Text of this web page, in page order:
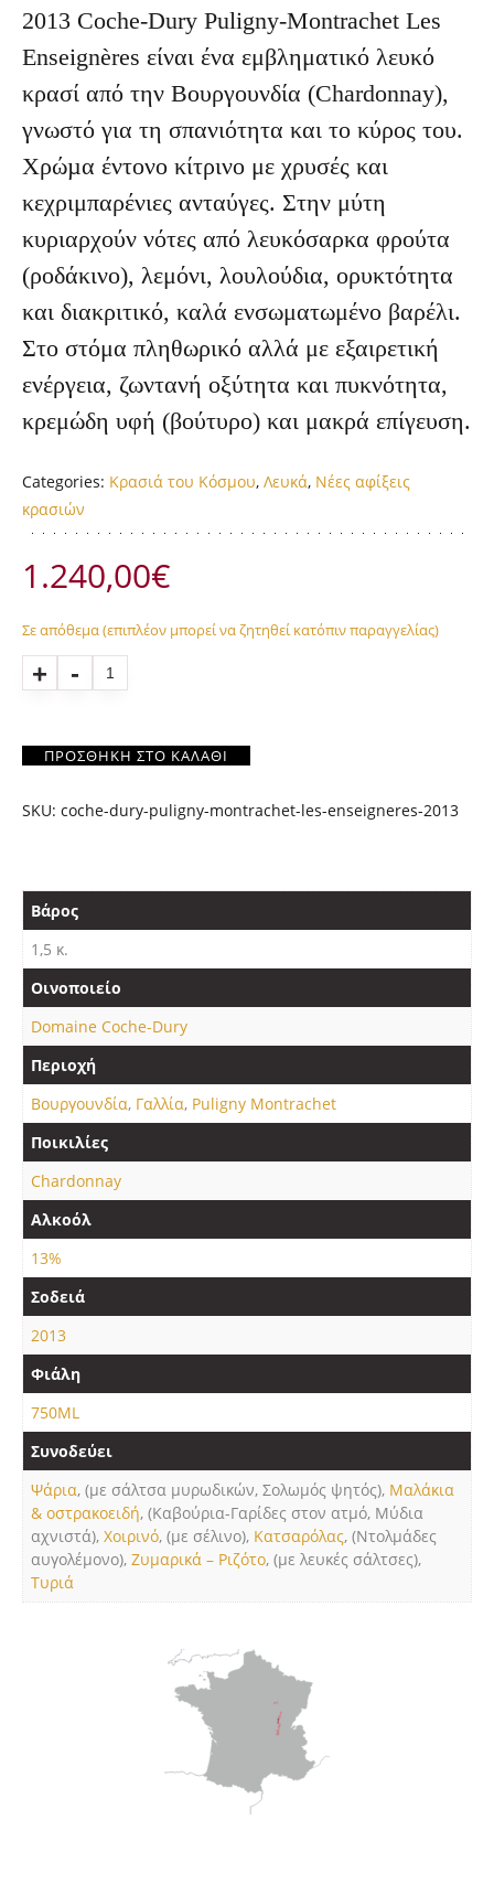
2013 Coche-Dury Puligny-Montrachet Les
Enseignères είναι ένα εμβληματικό λευκό
κρασί από την Βουργουνδία (Chardonnay),
γνωστό για τη σπανιότητα και το κύρος του.
Χρώµα έντονο κίτρινο με χρυσές και
κεχριμπαρένιες ανταύγες. Στην μύτη
κυριαρχούν νότες από λευκόσαρκα φρούτα
(ροδάκινο), λεμόνι, λουλούδια, ορυκτότητα
και διακριτικό, καλά ενσωματωμένο βαρέλι.
Στο στόμα πληθωρικό αλλά με εξαιρετική
ενέργεια, ζωντανή οξύτητα και πυκνότητα,
κρεμώδη υφή (βούτυρο) και μακρά επίγευση.
Categories: Κρασιά του Κόσμου, Λευκά, Νέες αφίξεις
κρασιών
1.240,00€
Σε απόθεμα (επιπλέον μπορεί να ζητηθεί κατόπιν παραγγελίας)
Quantity
ΠΡΟΣΘΉΚΗ ΣΤΟ ΚΑΛΆΘΙ
SKU: coche-dury-puligny-montrachet-les-enseigneres-2013
Βάρος
1,5 κ.
Οινοποιείο
Domaine Coche-Dury
Περιοχή
Βουργουνδία, Γαλλία, Puligny Montrachet
Ποικιλίες
Chardonnay
Αλκοόλ
13%
Σοδειά
2013
Φιάλη
750ML
Συνοδεύει
Ψάρια, (με σάλτσα μυρωδικών, Σολωμός ψητός), Μαλάκια
& οστρακοειδή, (Καβούρια-Γαρίδες στον ατμό, Μύδια
αχνιστά), Χοιρινό, (με σέλινο), Κατσαρόλας, (Ντολμάδες
αυγολέμονο), Ζυμαρικά – Ριζότο, (με λευκές σάλτσες),
Τυριά